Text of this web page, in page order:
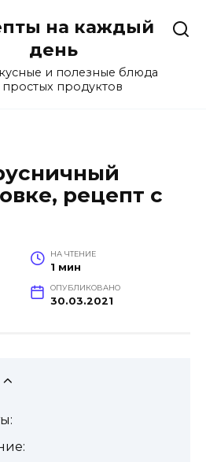
на каждый
день
и полезные блюда
простых продуктов
рецепт с
НА ЧТЕНИЕ
1 мин
ОПУБЛИКОВАНО
30.03.2021